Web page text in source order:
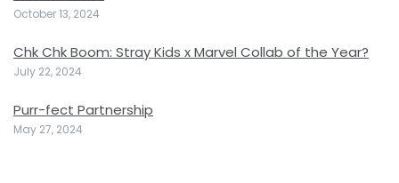
October 13, 2024
Chk Chk Boom: Stray Kids x Marvel Collab of the Year?
July 22, 2024
Purr-fect Partnership
May 27, 2024